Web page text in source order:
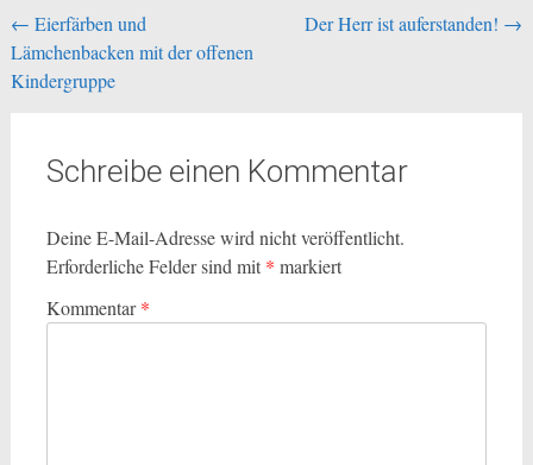
Beitragsnavigation
← Eierfärben und
Lämchenbacken mit der offenen
Kindergruppe
Der Herr ist auferstanden! →
Schreibe einen Kommentar
Deine E-Mail-Adresse wird nicht veröffentlicht.
Erforderliche Felder sind mit * markiert
Kommentar*